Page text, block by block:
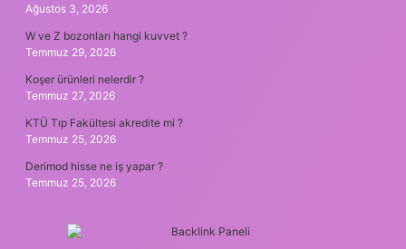
Ağustos 3, 2026
W ve Z bozonları hangi kuvvet ?
Temmuz 29, 2026
Koşer ürünleri nelerdir ?
Temmuz 27, 2026
KTÜ Tıp Fakültesi akredite mi ?
Temmuz 25, 2026
Derimod hisse ne iş yapar ?
Temmuz 25, 2026